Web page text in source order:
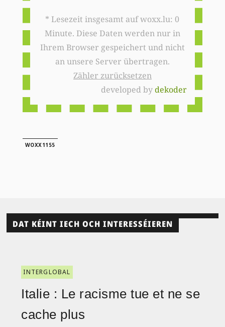
* Lesezeit insgesamt auf woxx.lu: 0
Minute. Diese Daten werden nur in
Ihrem Browser gespeichert und nicht
an unsere Server übertragen.
Zähler zurücksetzen
developed bydekoder
WOXX1155
DAT KÉINT IECH OCH INTERESSÉIEREN
INTERGLOBAL
Italie : Le racisme tue et ne se
cache plus